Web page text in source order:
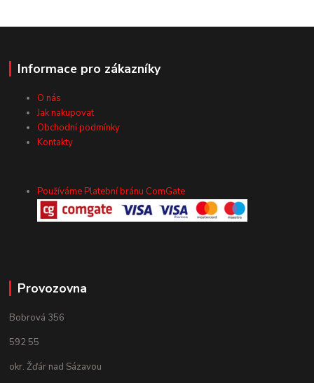
Informace pro zákazníky
O nás
Jak nakupovat
Obchodní podmínky
Kontakty
Používáme Platební bránu ComGate
Provozovna
Bobrová 356
592 55
okr. Žďár nad Sázavou